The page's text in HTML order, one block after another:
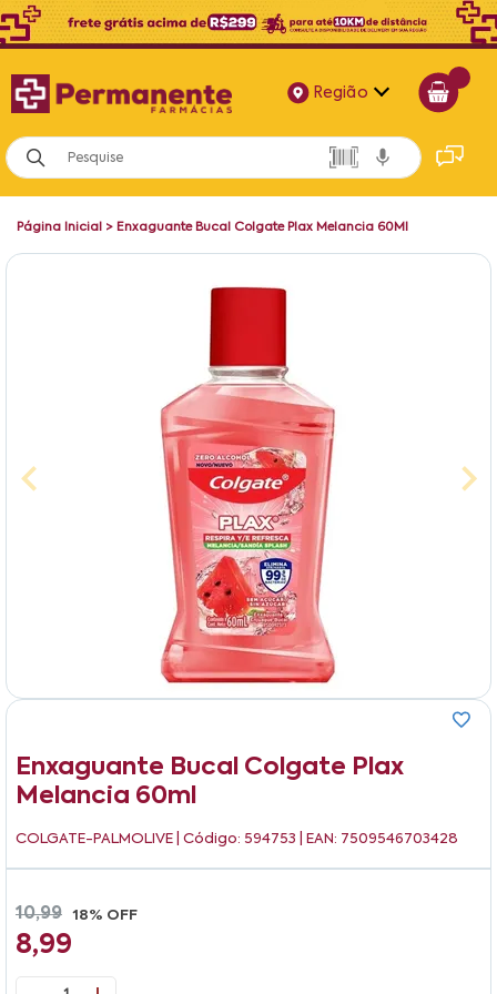
Região
Alagoas
Bahia
Página Inicial > Enxaguante Bucal Colgate Plax Melancia 60Ml
Enxaguante Bucal Colgate Plax
Melancia 60ml
COLGATE-PALMOLIVE | Código: 594753 | EAN: 7509546703428
10,99 18% OFF
8,99